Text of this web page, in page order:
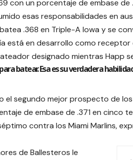
con un porcentaje de embase
esas responsabilidades en
.368 en Triple-A Iowa y se
está en desarrollo como receptor
designado mientras Happ
batear. Esa es su verdadera
el segundo mejor prospecto de
de embase de .371 en cinco
contra los Miami Marlins,
de Ballesteros le